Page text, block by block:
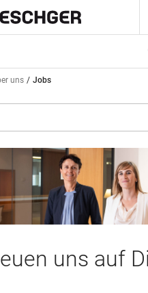
uns Jobs
uns auf